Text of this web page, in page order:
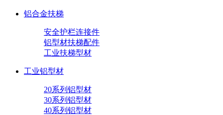
铝合金扶梯
安全护栏连接件
铝型材扶梯配件
工业扶梯型材
工业铝型材
20系列铝型材
30系列铝型材
40系列铝型材